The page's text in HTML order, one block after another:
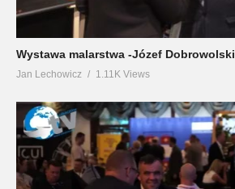
Wystawa malarstwa -Józef Dobrowolski
Jan Lechowicz 1.11K Views